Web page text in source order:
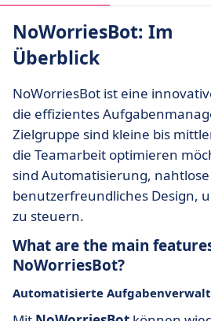
NoWorriesBot: Im
Überblick
NoWorriesBot ist eine
die effizientes
Zielgruppe sind kleine bis
die Teamarbeit optimieren
sind Automatisierung,
benutzerfreundliches Design,
zu steuern.
What are the main
NoWorriesBot?
Automatisierte